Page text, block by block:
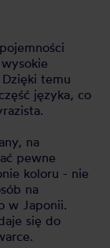
temu
języka, co
na
pewne
koloru - nie
na
w Japonii.
się do